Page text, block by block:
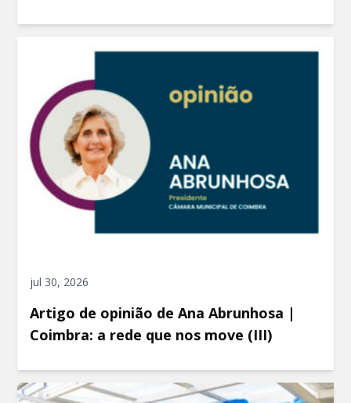
jul 30, 2026
Artigo de opinião de Ana Abrunhosa |
Coimbra: a rede que nos move (III)